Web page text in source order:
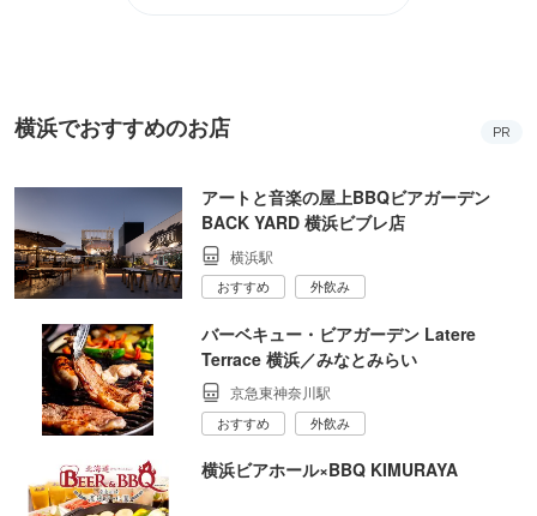
横浜でおすすめのお店 PR
アートと音楽の屋上BBQビアガーデン
BACK YARD 横浜ビブレ店
横浜駅
おすすめ 外飲み
バーベキュー・ビアガーデン Latere
Terrace 横浜／みなとみらい
京急東神奈川駅
おすすめ 外飲み
横浜ビアホール×BBQ KIMURAYA